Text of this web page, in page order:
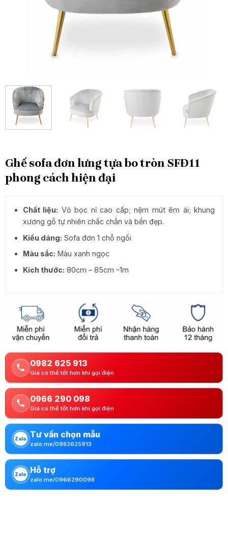
Ghế sofa đơn lưng tựa bo tròn SFĐ11
phong cách hiện đại
Chất liệu: Vỏ bọc nỉ cao cấp; nệm mút êm ái; khung
xương gỗ tự nhiên chắc chắn và bền đẹp.
Kiểu dáng: Sofa đơn 1 chỗ ngồi
Màu sắc: Màu xanh ngọc
Kích thước: 80cm – 85cm -1m
0982 625 913
Giá có thể tốt hơn khi gọi điện
0966 290 098
Giá có thể tốt hơn khi gọi điện
Zalo Tư vấn chọn mẫu
zalo.me/0982625913
Zalo Hỗ trợ
zalo.me/0966290098